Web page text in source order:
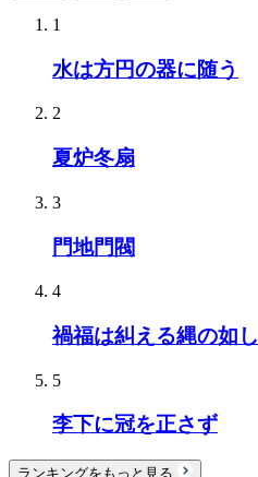
1
水は方円の器に随う
2
夏炉冬扇
3
門地門閥
4
禍福は糾える縄の如し
5
李下に冠を正さず
ランキングをもっと見る